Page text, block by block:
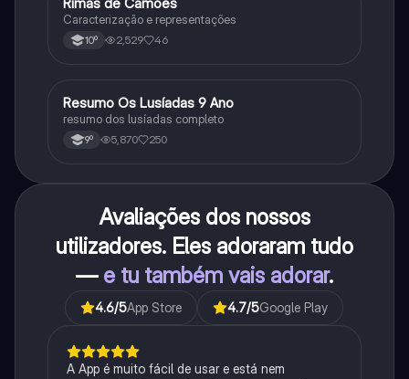
Português
Caracterização e representações
10º 2,529 46
Português
Resumo Os Lusíadas 9 Ano
resumo dos lusíadas completo
9º 5,870 250
Avaliações dos nossos
utilizadores. Eles adoraram tudo
— e tu também vais adorar.
4.6/5App Store 4.7/5Google Play
A App é muito fácil de usar e está nem